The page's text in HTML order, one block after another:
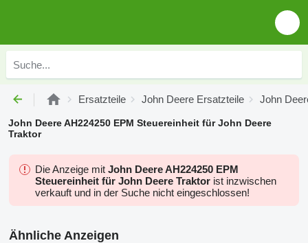
Ersatzteile John Deere Ersatzteile John
John Deere AH224250 EPM Steuereinheit für John Deere
Traktor
Die Anzeige mit John Deere AH224250 EPM
Steuereinheit für John Deere Traktor ist inzwischen
verkauft und in der Suche nicht eingeschlossen!
Ähnliche Anzeigen